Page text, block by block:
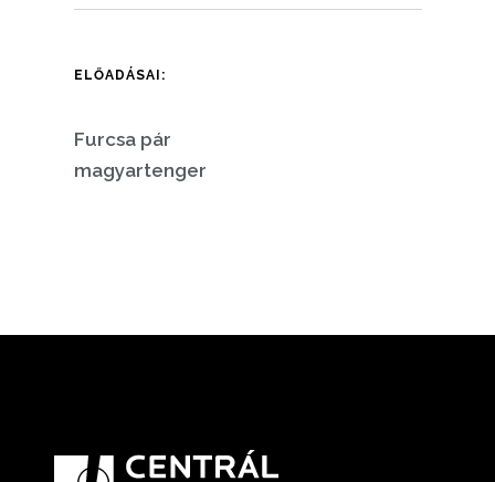
ELŐADÁSAI:
Furcsa pár
magyartenger